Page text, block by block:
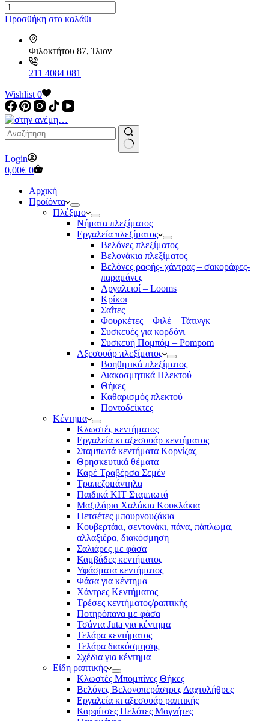
Σαΐτες
-
Prym
ποσότητα
Προσθήκη στο καλάθι
Φιλοκτήτου 87, Ίλιον
211 4084 081
Wishlist 0
No
results
Login
Καλάθι
0,00€ 0
Αρχική
Προϊόντα
Πλέξιμο
Νήματα πλεξίματος
Εργαλεία πλεξίματος
Βελόνες πλεξίματος
Βελονάκια πλεξίματος
Βελόνες ραφής- χάντρας – σακοράφες-
παραμάνες
Αργαλειοί – Looms
Κρίκοι
Σαΐτες
Φουρκέτες – Φιλέ – Τάτινγκ
Συσκευές για κορδόνι
Συσκευή Πομπόμ – Pompom
Αξεσουάρ πλεξίματος
Βοηθητικά πλεξίματος
Διακοσμητικά Πλεκτού
Θήκες
Καθαρισμός πλεκτού
Ποντοδείκτες
Κέντημα
Κλωστές κεντήματος
Eργαλεία κι αξεσουάρ κεντήματος
Σταμπωτά κεντήματα Κορνίζας
Θρησκευτικά θέματα
Καρέ Τραβέρσα Σεμέν
Τραπεζομάντηλα
Παιδικά KIT Σταμπωτά
Μαξιλάρια Χαλάκια Κουκλάκια
Πετσέτες μπουρνουζάκια
Κουβερτάκι, σεντονάκι, πάνα, πάπλωμα,
αλλαξιέρα, διακόσμηση
Σαλιάρες με φάσα
Καμβάδες κεντήματος
Υφάσματα κεντήματος
Φάσα για κέντημα
Χάντρες Κεντήματος
Τρέσες κεντήματος/ραπτικής
Ποτηρόπανα με φάσα
Τσάντα Juta για κέντημα
Τελάρα κεντήματος
Τελάρα διακόσμησης
Σχέδια για κέντημα
Είδη ραπτικής
Κλωστές Μπομπίνες Θήκες
Βελόνες Βελονοπεράστρες Δαχτυλήθρες
Εργαλεία κι αξεσουάρ ραπτικής
Καρφίτσες Πελότες Μαγνήτες